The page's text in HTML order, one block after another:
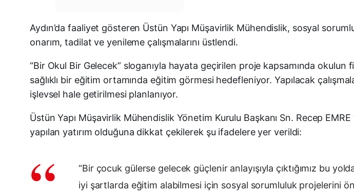
Aydın’da faaliyet gösteren Üstün Yapı Müşavirlik Mühendislik, sosyal
onarım, tadilat ve yenileme çalışmalarını üstlendi.
“Bir Okul Bir Gelecek” sloganıyla hayata geçirilen proje kapsamında
sağlıklı bir eğitim ortamında eğitim görmesi hedefleniyor. Yapılacak
işlevsel hale getirilmesi planlanıyor.
Üstün Yapı Müşavirlik Mühendislik Yönetim Kurulu Başkanı Sn. Recep
yapılan yatırım olduğuna dikkat çekilerek şu ifadelere yer verildi:
“Bir çocuk gülerse gelecek güçlenir anlayışıyla çıktığımız bu
iyi şartlarda eğitim alabilmesi için sosyal sorumluluk projelerini